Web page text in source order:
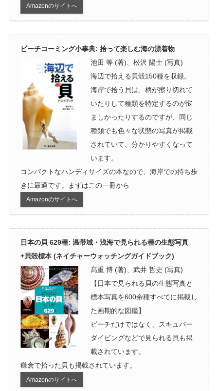
Amazonのサイトへ
ビーチコーミング小事典: 拾って楽しむ海の漂着物
池田 等 (著)、松沢 陽士 (写真)
海辺で拾える貝殻150種を収録。
海岸で拾う貝は、柄が擦り切れて
いたりして種類を特定するのが悩
ましかったりするのですが、同じ
種類でも色々な状態の写真が掲載
されていて、分かりやすくなって
います。
コンパクトなハンディサイズの本なので、海岸での持ち歩
きに最適です。まずはこの一冊から
Amazonのサイトへ
日本の貝 629種: 温帯域・浅海で見られる種の生態写真
+貝殻標本 (ネイチャーウォッチングガイドブック)
髙重 博 (著)、武井 哲史 (写真)
【日本で見られる貝の生態写真と
標本写真を600余種すべてに掲載し
た画期的な図鑑】
ビーチだけではなく、スキュバー
ダイビングなどで見られる貝も掲
載されています。
鎌倉で拾った貝も掲載されています。
Amazonのサイトへ